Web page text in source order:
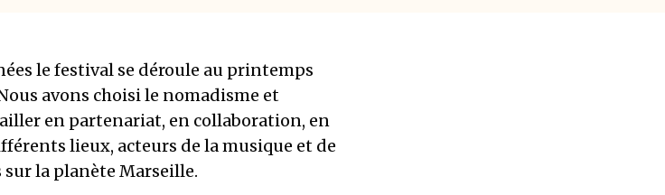
le festival se déroule au printemps
avons choisi le nomadisme et
en partenariat, en collaboration, en
lieux, acteurs de la musique et de
la planète Marseille.